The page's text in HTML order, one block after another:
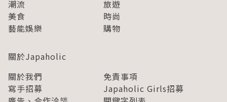
潮流
旅遊
美食
時尚
藝能娛樂
購物
關於Japaholic
關於我們
免責事項
寫手招募
Japaholic Girls招募